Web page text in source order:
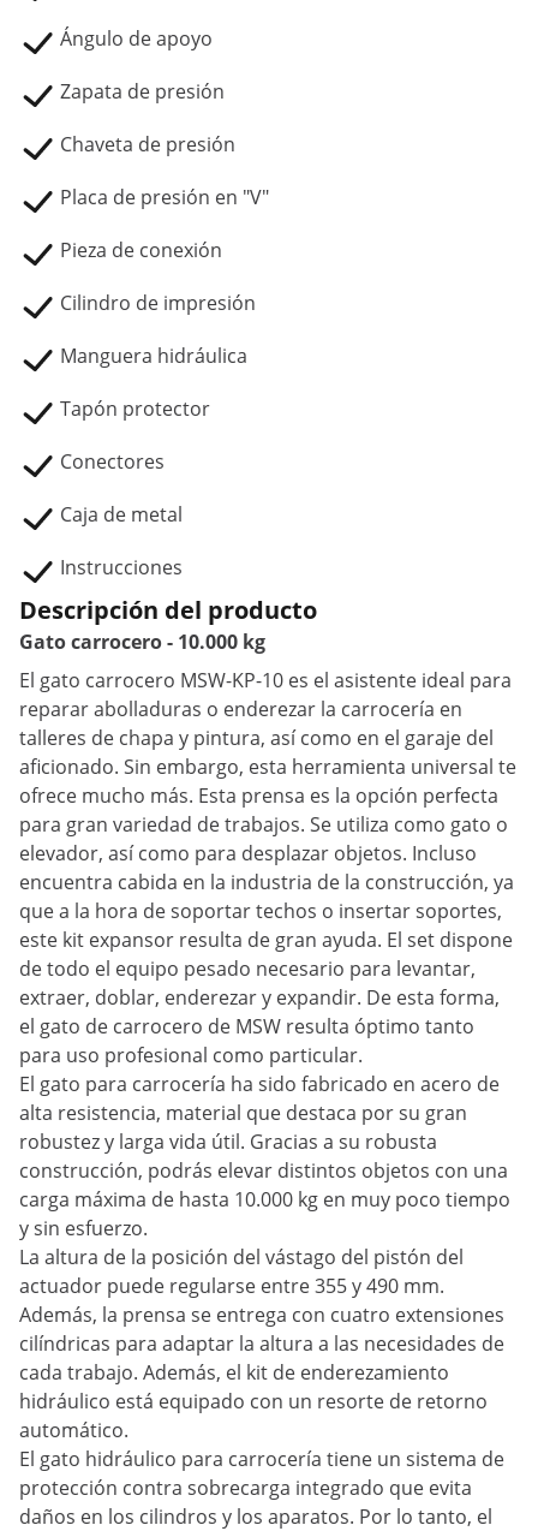
Ángulo de apoyo
Zapata de presión
Chaveta de presión
Placa de presión en "V"
Pieza de conexión
Cilindro de impresión
Manguera hidráulica
Tapón protector
Conectores
Caja de metal
Instrucciones
Descripción del producto
Gato carrocero - 10.000 kg
El gato carrocero MSW-KP-10 es el asistente ideal para
reparar abolladuras o enderezar la carrocería en
talleres de chapa y pintura, así como en el garaje del
aficionado. Sin embargo, esta herramienta universal te
ofrece mucho más. Esta prensa es la opción perfecta
para gran variedad de trabajos. Se utiliza como gato o
elevador, así como para desplazar objetos. Incluso
encuentra cabida en la industria de la construcción, ya
que a la hora de soportar techos o insertar soportes,
este kit expansor resulta de gran ayuda. El set dispone
de todo el equipo pesado necesario para levantar,
extraer, doblar, enderezar y expandir. De esta forma,
el gato de carrocero de MSW resulta óptimo tanto
para uso profesional como particular.
El gato para carrocería ha sido fabricado en acero de
alta resistencia, material que destaca por su gran
robustez y larga vida útil. Gracias a su robusta
construcción, podrás elevar distintos objetos con una
carga máxima de hasta 10.000 kg en muy poco tiempo
y sin esfuerzo.
La altura de la posición del vástago del pistón del
actuador puede regularse entre 355 y 490 mm.
Además, la prensa se entrega con cuatro extensiones
cilíndricas para adaptar la altura a las necesidades de
cada trabajo. Además, el kit de enderezamiento
hidráulico está equipado con un resorte de retorno
automático.
El gato hidráulico para carrocería tiene un sistema de
protección contra sobrecarga integrado que evita
daños en los cilindros y los aparatos. Por lo tanto, el